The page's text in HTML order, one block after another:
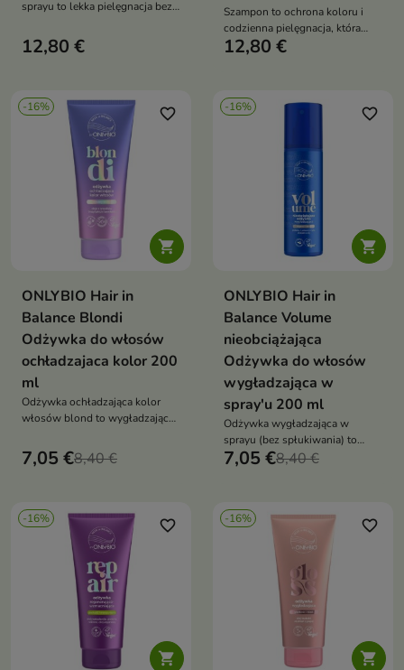
sprayu to lekka pielęgnacja bez
rozczesywanie, wygładza włosy
i chroni je przed puszeniem
12,80 €
Szampon to ochrona koloru i
codzienna pielęgnacja, która
podkreśla głębię brązowych
12,80 €
-16%

favorite_border
ONLYBIO Hair in
Balance Blondi
Odżywka do włosów
ochładzajaca kolor 200
ml
Odżywka ochładzająca kolor
włosów blond to wygładzająca
żółte tony, nadaje chłodny
odcień i przywraca włosom
7,05 €8,40 €
-16%

favorite_border
ONLYBIO Hair in
Balance Volume
nieobciążająca
Odżywka do włosów
wygładzająca w
spray'u 200 ml
Odżywka wygładzająca w
sprayu (bez spłukiwania) to
lekka odżywka, która wygładza
7,05 €8,40 €
-16%

favorite_border -16%

favorite_border